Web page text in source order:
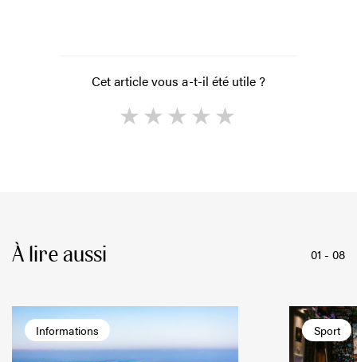
Cet article vous a-t-il été utile ?
4
3
2
1
À lire aussi
Informations Sport
01 - 08